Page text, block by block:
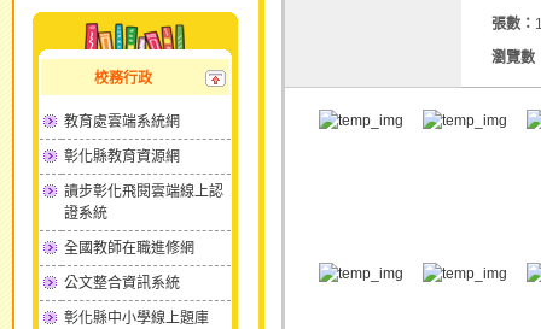
校務行政
教育處雲端系統網
彰化縣教育資源網
讀步彰化飛閱雲端線上認
證系統
全國教師在職進修網
公文整合資訊系統
彰化縣中小學線上題庫
張數：
瀏覽數